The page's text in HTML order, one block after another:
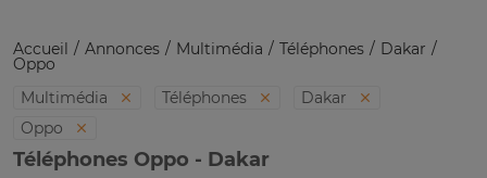
Accueil Annonces Multimédia Téléphones Dakar
Oppo
Multimédia
Téléphones
Dakar
Oppo
Téléphones Oppo - Dakar